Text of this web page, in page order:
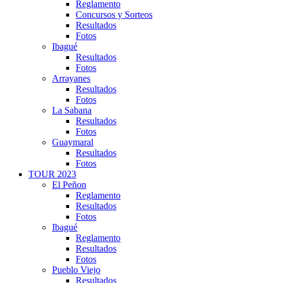
Reglamento
Concursos y Sorteos
Resultados
Fotos
Ibagué
Resultados
Fotos
Arrayanes
Resultados
Fotos
La Sabana
Resultados
Fotos
Guaymaral
Resultados
Fotos
TOUR 2023
El Peñon
Reglamento
Resultados
Fotos
Ibagué
Reglamento
Resultados
Fotos
Pueblo Viejo
Resultados